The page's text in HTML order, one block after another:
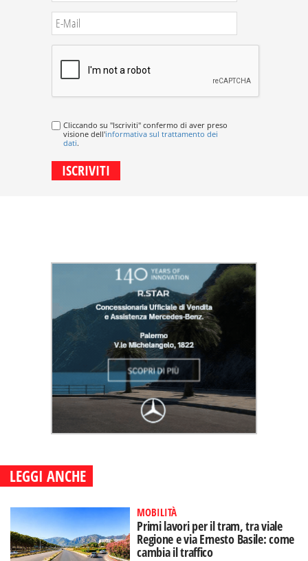
Cliccando su "Iscriviti" confermo di aver preso
visione dell'informativa sul trattamento dei
dati.
LEGGI ANCHE
MOBILITÀ
Primi lavori per il tram, tra viale
Regione e via Ernesto Basile: come
cambia il traffico